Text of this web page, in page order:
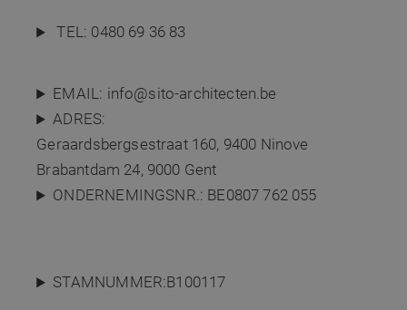
TEL: 0480 69 36 83
EMAIL: info@sito-architecten.be
ADRES:
Geraardsbergsestraat 160, 9400 Ninove
Brabantdam 24, 9000 Gent
ONDERNEMINGSNR.: BE0807 762 055
STAMNUMMER:B100117